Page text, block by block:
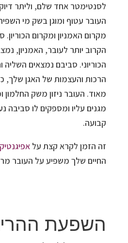
לסנטימטר אחד שלם, וליתר דיוק
העובר עטוף ומוגן בשק מי
מקרום האמניון ומקרום
הקרוב יותר לעובר, האמניון,
הכוריוני. סביבם נמצאים
הרכות והעצמות של האגן שלך,
מאוד. העובר ניזון משק החלמון
מגנים עליו ומספקים לו סביבה
קבועה.
זה הזמן לקרא קצת על
החיים שלך משפיע על העובר
השפעת